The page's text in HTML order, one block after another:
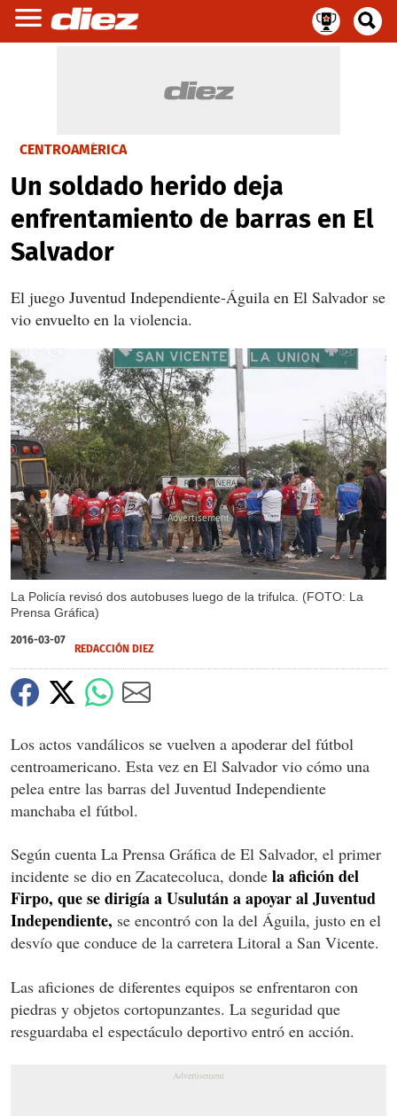
CENTROAMÉRICA
Un soldado herido deja
enfrentamiento de barras en El
Salvador
El juego Juventud Independiente-Águila en El Salvador se
vio envuelto en la violencia.
La Policía revisó dos autobuses luego de la trifulca. (FOTO: La
Prensa Gráfica)
X
2016-03-07
REDACCIÓN DIEZ
Los actos vandálicos se vuelven a apoderar del fútbol
centroamericano. Esta vez en El Salvador vio cómo una
pelea entre las barras del Juventud Independiente
manchaba el fútbol.
Según cuenta La Prensa Gráfica de El Salvador, el primer
incidente se dio en Zacatecoluca, donde la afición del
Firpo, que se dirigía a Usulután a apoyar al Juventud
Independiente, se encontró con la del Águila, justo en el
desvío que conduce de la carretera Litoral a San Vicente.
Las aficiones de diferentes equipos se enfrentaron con
piedras y objetos cortopunzantes. La seguridad que
resguardaba el espectáculo deportivo entró en acción.